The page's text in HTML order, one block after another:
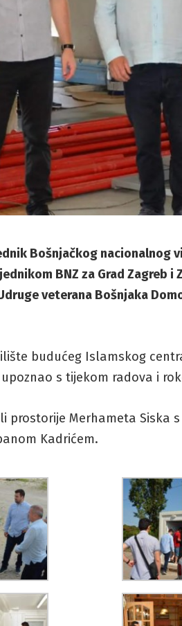
Bošnjačkog nacionalnog
BNZ za Grad Zagreb i
veterana Bošnjaka
budućeg Islamskog
upoznao s tijekom radova i
prostorije Merhameta Siska
Kadrićem.